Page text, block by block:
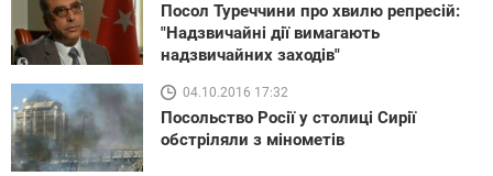
Посол Туреччини про хвилю репресій:
"Надзвичайні дії вимагають
надзвичайних заходів"
04.10.2016 17:32
Посольство Росії у столиці Сирії
обстріляли з мінометів